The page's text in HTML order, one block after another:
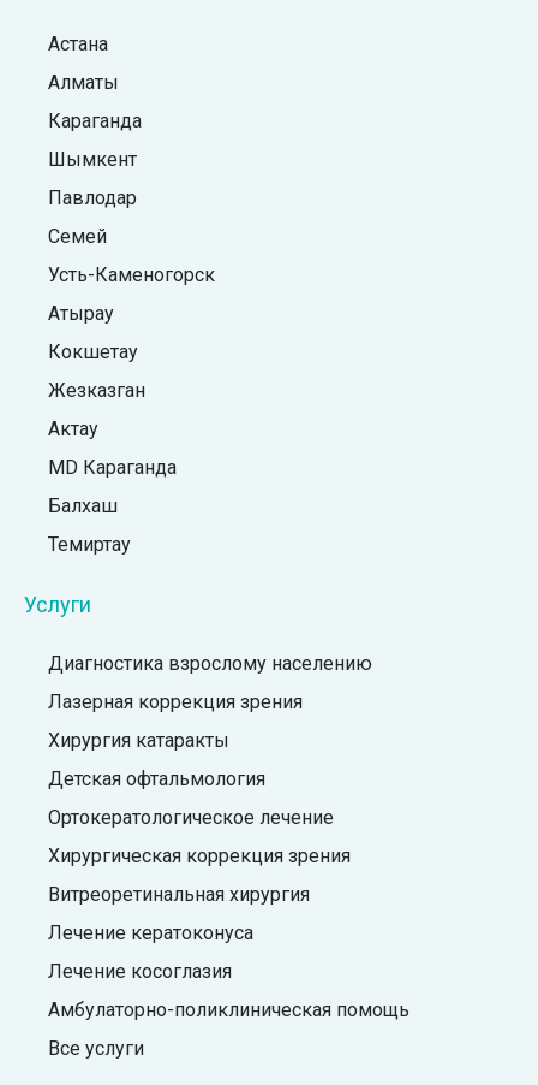
Астана
Алматы
Караганда
Шымкент
Павлодар
Семей
Усть-Каменогорск
Атырау
Кокшетау
Жезказган
Актау
MD Караганда
Балхаш
Темиртау
Услуги
Диагностика взрослому населению
Лазерная коррекция зрения
Хирургия катаракты
Детская офтальмология
Ортокератологическое лечение
Хирургическая коррекция зрения
Витреоретинальная хирургия
Лечение кератоконуса
Лечение косоглазия
Амбулаторно-поликлиническая помощь
Все услуги